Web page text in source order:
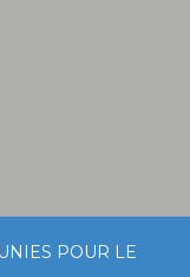
POUR LE